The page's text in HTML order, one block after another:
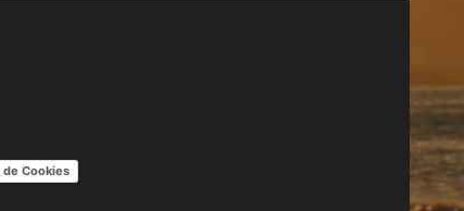
de Cookies